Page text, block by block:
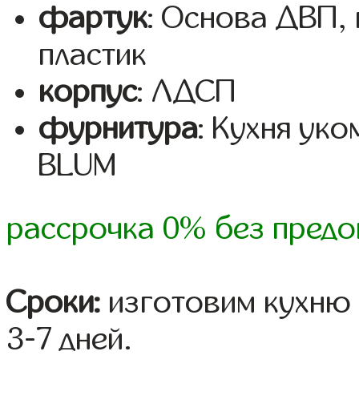
фартук: Основа ДВП,
пластик
корпус: ЛДСП
фурнитура: Кухня
BLUM
рассрочка 0% без
Сроки: изготовим
3-7 дней.